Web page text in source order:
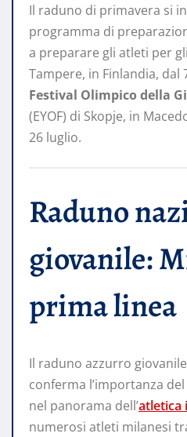
Il raduno di primavera si
programma di
a preparare gli atleti per gli
Tampere, in Finlandia, dal
Festival Olimpico della
(EYOF) di Skopje, in
26 luglio.
Raduno
giovanile:
prima linea
Il raduno azzurro
conferma l’importanza
nel panorama dell’atletica
numerosi atleti milanesi